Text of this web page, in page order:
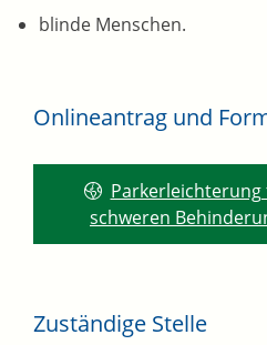
blinde Menschen.
Onlineantrag und
schweren
Zuständige Stelle